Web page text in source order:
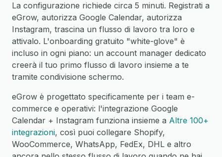
La configurazione richiede circa 5 minuti. Registrati a
eGrow, autorizza Google Calendar, autorizza
Instagram, trascina un flusso di lavoro tra loro e
attivalo. L'onboarding gratuito "white-glove" è
incluso in ogni piano: un account manager dedicato
creerà il tuo primo flusso di lavoro insieme a te
tramite condivisione schermo.
eGrow è progettato specificamente per i team e-
commerce e operativi: l'integrazione Google
Calendar + Instagram funziona insieme a Altre 100+
integrazioni, così puoi collegare Shopify,
WooCommerce, WhatsApp, FedEx, DHL e altro